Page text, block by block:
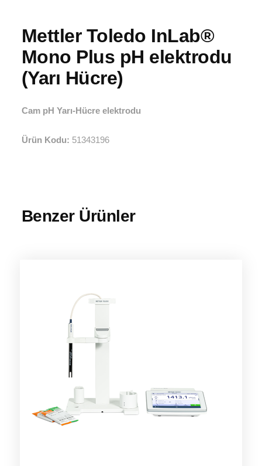
Mettler Toledo InLab®
Mono Plus pH elektrodu
(Yarı Hücre)
Cam pH Yarı-Hücre elektrodu
Ürün Kodu: 51343196
Benzer Ürünler